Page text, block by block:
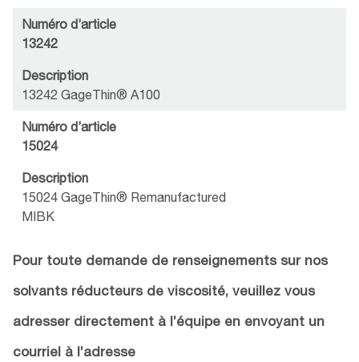
Numéro d’article
13242
Description
13242 GageThin® A100
Numéro d’article
15024
Description
15024 GageThin® Remanufactured
MIBK
Pour toute demande de renseignements sur nos
solvants réducteurs de viscosité, veuillez vous
adresser directement à l’équipe en envoyant un
courriel à l’adresse